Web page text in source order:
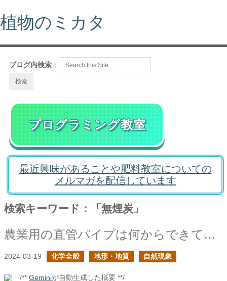
植物のミカタ
ブログ内検索 ：
プログラミング教室
最近興味があることや肥料教室についての
メルマガを配信しています
検索キーワード：「無煙炭」
農業用の直管パイプは何からできている？３
2024-03-19 化学全般 地形・地質 自然現象
/** Geminiが自動生成した概要 **/